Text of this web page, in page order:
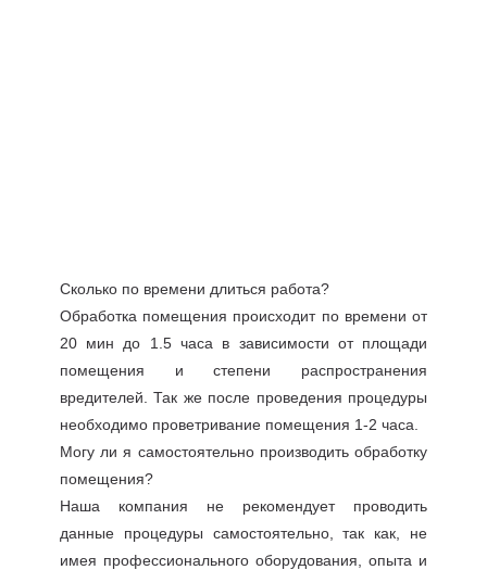
Сколько по времени длиться работа?
Обработка помещения происходит по времени от
20 мин до 1.5 часа в зависимости от площади
помещения и степени распространения
вредителей. Так же после проведения процедуры
необходимо проветривание помещения 1-2 часа.
Могу ли я самостоятельно производить обработку
помещения?
Наша компания не рекомендует проводить
данные процедуры самостоятельно, так как, не
имея профессионального оборудования, опыта и